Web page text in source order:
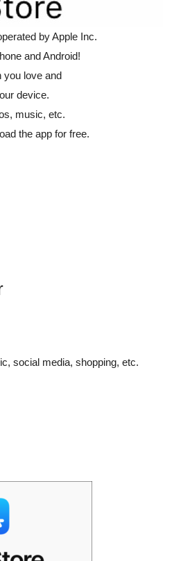
by Apple Inc.
and Android!
you love and
device.
music, etc.
the app for free.
social media, shopping, etc.